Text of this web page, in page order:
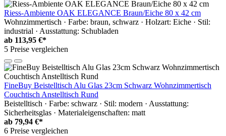
Riess-Ambiente OAK ELEGANCE Braun/Eiche 80 x 42 cm
Wohnzimmertisch · Farbe: braun, schwarz · Holzart: Eiche · Stil:
industrial · Ausstattung: Schubladen
ab 113,95 €*
5 Preise vergleichen
FineBuy Beistelltisch Alu Glas 23cm Schwarz Wohnzimmertisch
Couchtisch Anstelltisch Rund
Beistelltisch · Farbe: schwarz · Stil: modern · Ausstattung:
Sicherheitsglas · Materialeigenschaften: matt
ab 79,94 €*
6 Preise vergleichen